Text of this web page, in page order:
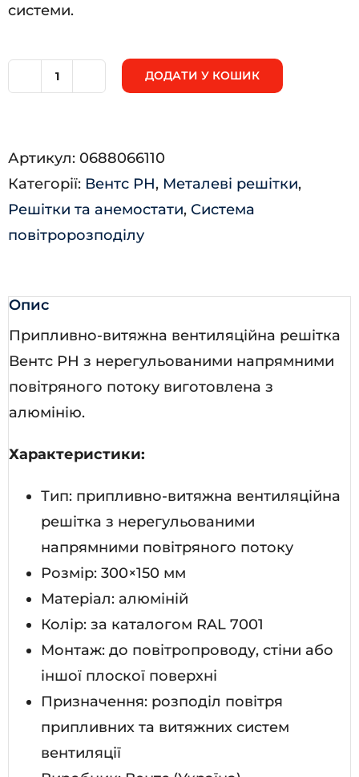
системи.
7001)
кількість
ДОДАТИ У КОШИК
Артикул: 0688066110
Категорії: Вентс РН, Металеві решітки,
Решітки та анемостати, Система
повітророзподілу
Опис
Припливно-витяжна вентиляційна решітка
Вентс РН з нерегульованими напрямними
повітряного потоку виготовлена з
алюмінію.
Характеристики:
Тип: припливно-витяжна вентиляційна
решітка з нерегульованими
напрямними повітряного потоку
Розмір: 300×150 мм
Матеріал: алюміній
Колір: за каталогом RAL 7001
Монтаж: до повітропроводу, стіни або
іншої плоскої поверхні
Призначення: розподіл повітря
припливних та витяжних систем
вентиляції